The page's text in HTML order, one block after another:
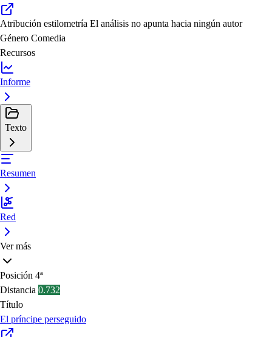
Atribución estilometría El análisis no apunta hacia ningún autor
Género Comedia
Recursos
Informe
Texto
Resumen
Red
Ver más
Posición 4ª
Distancia 0.732
Título
El príncipe perseguido